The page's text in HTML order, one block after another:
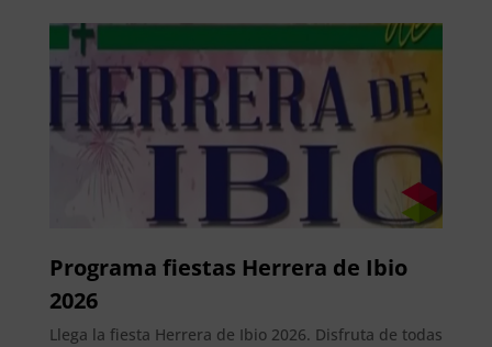
Programa fiestas Herrera de Ibio
2026
Llega la fiesta Herrera de Ibio 2026. Disfruta de todas